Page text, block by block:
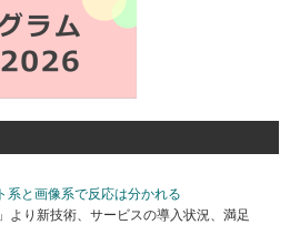
系と画像系で反応は分かれる
より新技術、サービスの導入状況、満足